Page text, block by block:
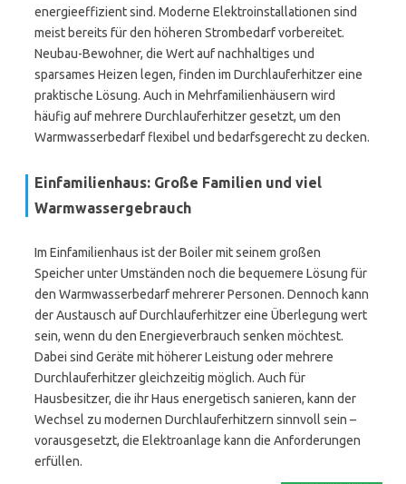
energieeffizient sind. Moderne Elektroinstallationen sind
meist bereits für den höheren Strombedarf vorbereitet.
Neubau-Bewohner, die Wert auf nachhaltiges und
sparsames Heizen legen, finden im Durchlauferhitzer eine
praktische Lösung. Auch in Mehrfamilienhäusern wird
häufig auf mehrere Durchlauferhitzer gesetzt, um den
Warmwasserbedarf flexibel und bedarfsgerecht zu decken.
Einfamilienhaus: Große Familien und viel
Warmwassergebrauch
Im Einfamilienhaus ist der Boiler mit seinem großen
Speicher unter Umständen noch die bequemere Lösung für
den Warmwasserbedarf mehrerer Personen. Dennoch kann
der Austausch auf Durchlauferhitzer eine Überlegung wert
sein, wenn du den Energieverbrauch senken möchtest.
Dabei sind Geräte mit höherer Leistung oder mehrere
Durchlauferhitzer gleichzeitig möglich. Auch für
Hausbesitzer, die ihr Haus energetisch sanieren, kann der
Wechsel zu modernen Durchlauferhitzern sinnvoll sein –
vorausgesetzt, die Elektroanlage kann die Anforderungen
erfüllen.